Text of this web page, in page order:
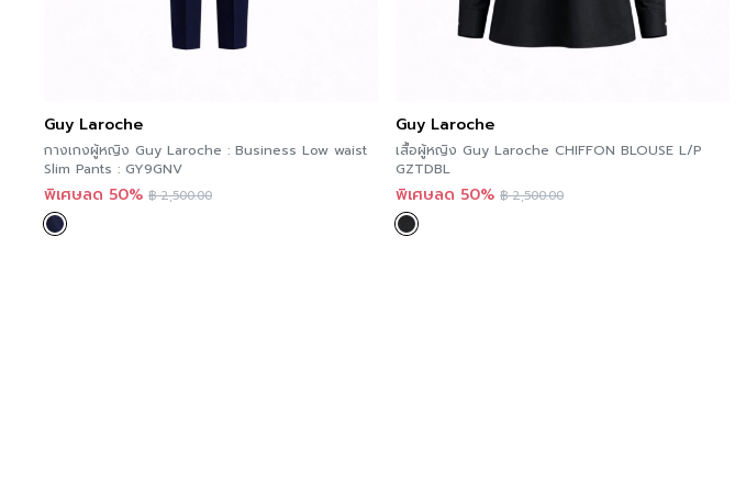
Guy Laroche
กางเกงผู้หญิง Guy Laroche : Business Low waist
Slim Pants : GY9GNV
พิเศษลด 50% ฿2,500.00
Guy Laroche
เสื้อผู้หญิง Guy Laroche CHIFFON BLOUSE L/P
GZTDBL
พิเศษลด 50% ฿2,500.00